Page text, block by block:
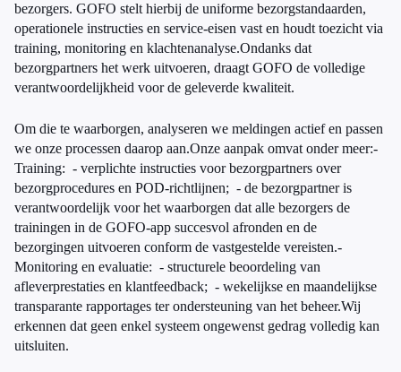
bezorgers. GOFO stelt hierbij de uniforme bezorgstandaarden,
operationele instructies en service-eisen vast en houdt toezicht via
training, monitoring en klachtenanalyse.Ondanks dat
bezorgpartners het werk uitvoeren, draagt GOFO de volledige
verantwoordelijkheid voor de geleverde kwaliteit.
Om die te waarborgen, analyseren we meldingen actief en passen
we onze processen daarop aan.Onze aanpak omvat onder meer:-
Training: - verplichte instructies voor bezorgpartners over
bezorgprocedures en POD-richtlijnen; - de bezorgpartner is
verantwoordelijk voor het waarborgen dat alle bezorgers de
trainingen in de GOFO-app succesvol afronden en de
bezorgingen uitvoeren conform de vastgestelde vereisten.-
Monitoring en evaluatie: - structurele beoordeling van
afleverprestaties en klantfeedback; - wekelijkse en maandelijkse
transparante rapportages ter ondersteuning van het beheer.Wij
erkennen dat geen enkel systeem ongewenst gedrag volledig kan
uitsluiten.